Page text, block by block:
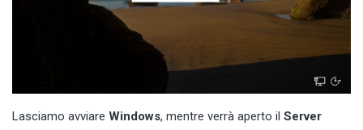
Lasciamo avviare Windows, mentre verrà aperto il Server